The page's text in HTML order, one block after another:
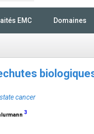
EMC Domaines
cancer
3